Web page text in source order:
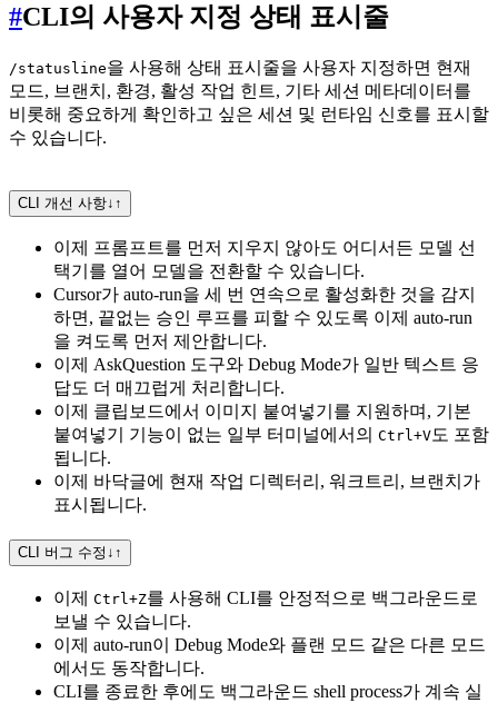
#CLI의 사용자 지정 상태 표시줄
/statusline을 사용해 상태 표시줄을 사용자 지정하면 현재
모드, 브랜치, 환경, 활성 작업 힌트, 기타 세션 메타데이터를
비롯해 중요하게 확인하고 싶은 세션 및 런타임 신호를 표시할
수 있습니다.
CLI 개선 사항↓ ↑
이제 프롬프트를 먼저 지우지 않아도 어디서든 모델 선
택기를 열어 모델을 전환할 수 있습니다.
Cursor가 auto-run을 세 번 연속으로 활성화한 것을 감지
하면, 끝없는 승인 루프를 피할 수 있도록 이제 auto-run
을 켜도록 먼저 제안합니다.
이제 AskQuestion 도구와 Debug Mode가 일반 텍스트 응
답도 더 매끄럽게 처리합니다.
이제 클립보드에서 이미지 붙여넣기를 지원하며, 기본
붙여넣기 기능이 없는 일부 터미널에서의 Ctrl+V도 포함
됩니다.
이제 바닥글에 현재 작업 디렉터리, 워크트리, 브랜치가
표시됩니다.
CLI 버그 수정 ↓ ↑
이제 Ctrl+Z를 사용해 CLI를 안정적으로 백그라운드로
보낼 수 있습니다.
이제 auto-run이 Debug Mode와 플랜 모드 같은 다른 모드
에서도 동작합니다.
CLI를 종료한 후에도 백그라운드 shell process가 계속 실